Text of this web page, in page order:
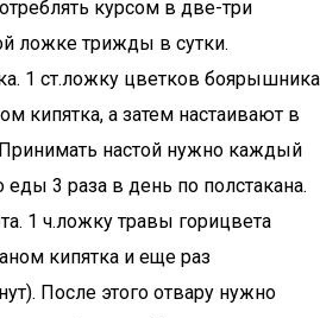
курсом в две-три
ложке трижды в сутки.
1 ст.ложку цветков боярышника
кипятка, а затем настаивают в
настой нужно каждый
еды 3 раза в день по полстакана.
1 ч.ложку травы горицвета
кипятка и еще раз
После этого отвару нужно